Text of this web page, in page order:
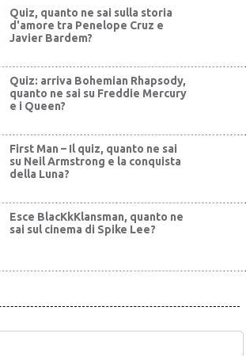
Quiz, quanto ne sai sulla storia
d'amore tra Penelope Cruz e
Javier Bardem?
Quiz: arriva Bohemian Rhapsody,
quanto ne sai su Freddie Mercury
e i Queen?
First Man – Il quiz, quanto ne sai
su Neil Armstrong e la conquista
della Luna?
Esce BlacKkKlansman, quanto ne
sai sul cinema di Spike Lee?